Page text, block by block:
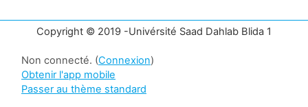
Copyright © 2019 -Univérsité Saad Dahlab Blida 1
Non connecté. (Connexion)
Obtenir l'app mobile
Passer au thème standard